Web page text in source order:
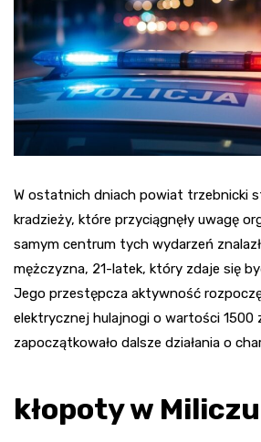
W ostatnich dniach powiat trzebnicki
kradzieży, które przyciągnęły uwagę
samym centrum tych wydarzeń
mężczyzna, 21-latek, który zdaje się
Jego przestępcza aktywność
elektrycznej hulajnogi o wartości 1500
zapoczątkowało dalsze działania o
kłopoty w Miliczu